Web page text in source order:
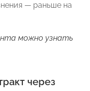
— раньше на
можно узнать
через